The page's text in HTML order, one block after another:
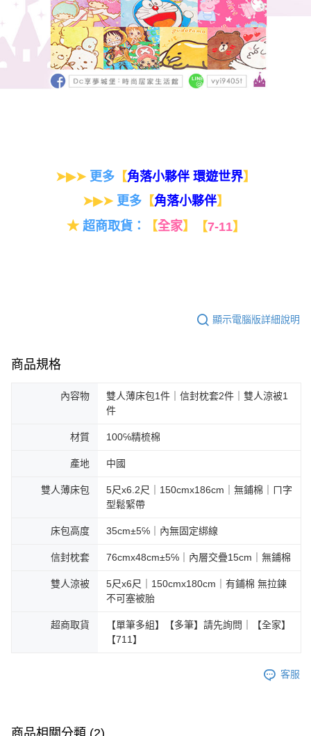
➤▶➤ 更多 【角落小夥伴 環遊世界】
➤▶➤ 更多【角落小夥伴】
★ 超商取貨： 【全家】 【7-11】
顯示電腦版詳細說明
商品規格
內容物
雙人薄床包1件｜信封枕套2件｜雙人涼被1
件
材質 100℅精梳棉
產地 中國
雙人薄床包
5尺x6.2尺｜150cmx186cm｜無鋪棉｜ㄇ字
型鬆緊帶
床包高度 35cm±5℅｜內無固定綁線
信封枕套 76cmx48cm±5℅｜內層交疊15cm｜無鋪棉
雙人涼被
5尺x6尺｜150cmx180cm｜有鋪棉 無拉鍊
不可塞被胎
超商取貨
【單筆多組】【多筆】請先詢問｜【全家】
【711】
客服
商品相關分類 (2)